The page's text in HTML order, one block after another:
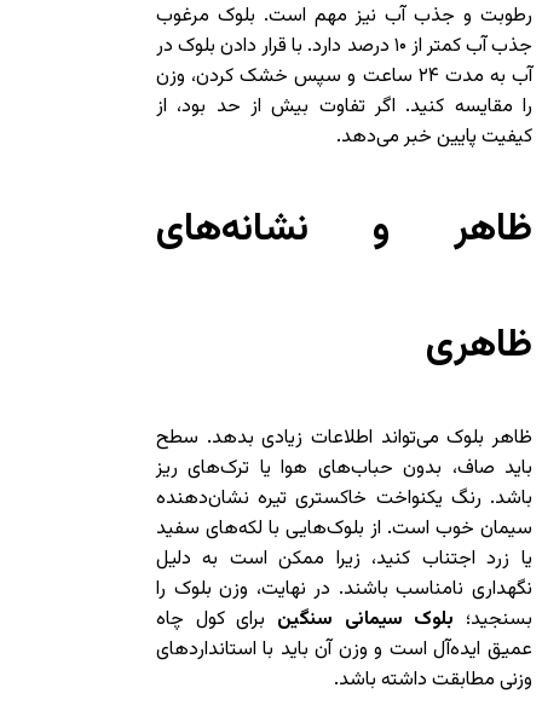
رطوبت و جذب آب نیز مهم است. بلوک مرغوب
جذب آب کمتر از ۱۰ درصد دارد. با قرار دادن بلوک در
آب به مدت ۲۴ ساعت و سپس خشک کردن، وزن
را مقایسه کنید. اگر تفاوت بیش از حد بود، از
کیفیت پایین خبر می‌دهد.
ظاهر و نشانه‌های
ظاهری
ظاهر بلوک می‌تواند اطلاعات زیادی بدهد. سطح
باید صاف، بدون حباب‌های هوا یا ترک‌های ریز
باشد. رنگ یکنواخت خاکستری تیره نشان‌دهنده
سیمان خوب است. از بلوک‌هایی با لکه‌های سفید
یا زرد اجتناب کنید، زیرا ممکن است به دلیل
نگهداری نامناسب باشند. در نهایت، وزن بلوک را
بسنجید؛ بلوک سیمانی سنگینبرای کول چاه
عمیق ایده‌آل است و وزن آن باید با استانداردهای
وزنی مطابقت داشته باشد.